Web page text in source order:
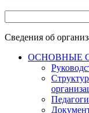
Сведения об
ОСНОВНЫЕ